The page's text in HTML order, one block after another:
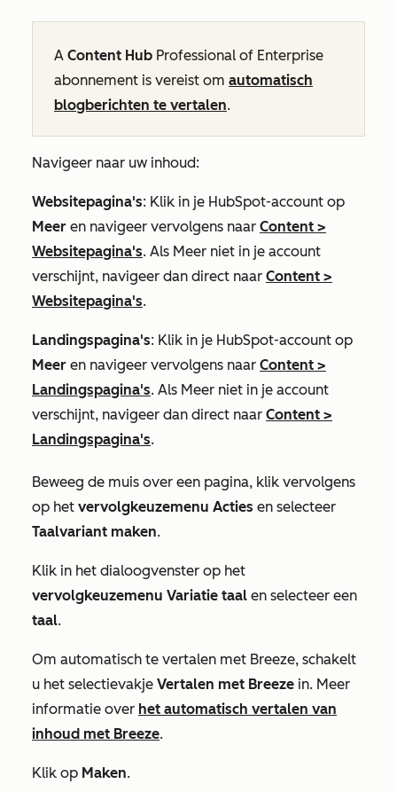
A Content Hub Professional of Enterprise
abonnement is vereist om automatisch
blogberichten te vertalen.
Navigeer naar uw inhoud:
Websitepagina's: Klik in je HubSpot-account op
Meer en navigeer vervolgens naar Content >
Websitepagina's. Als Meer niet in je account
verschijnt, navigeer dan direct naar Content >
Websitepagina's.
Landingspagina's: Klik in je HubSpot-account op
Meer en navigeer vervolgens naar Content >
Landingspagina's. Als Meer niet in je account
verschijnt, navigeer dan direct naar Content >
Landingspagina's.
Beweeg de muis over een pagina, klik vervolgens
op het vervolgkeuzemenu Acties en selecteer
Taalvariant maken.
Klik in het dialoogvenster op het
vervolgkeuzemenu Variatie taal en selecteer een
taal.
Om automatisch te vertalen met Breeze, schakelt
u het selectievakje Vertalen met Breeze in. Meer
informatie over het automatisch vertalen van
inhoud met Breeze.
Klik op Maken.